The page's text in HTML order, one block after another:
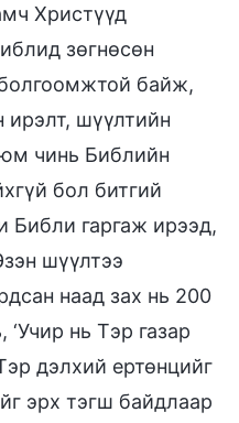
Христүүд
зөгнөсөн
байж,
шүүлтийн
чинь Библийн
бол битгий
Библи гаргаж ирээд,
шүүлтээ
наад зах нь 200
нь Тэр газар
дэлхий ертөнцийг
эрх тэгш байдлаар